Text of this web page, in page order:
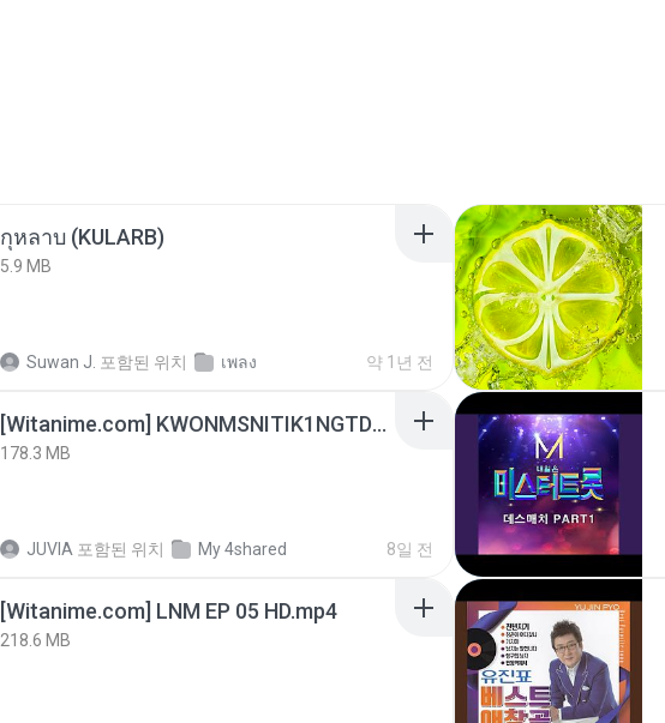
กุหลาบ (KULARB)
5.9 MB
Suwan J. 포함된 위치 เพลง 약 1년 전
[Witanime.com] KWONMSNITIK1NGTDNN EP 05 HD.mp4
178.3 MB
JUVIA 포함된 위치 My 4shared 8일 전
[Witanime.com] LNM EP 05 HD.mp4
218.6 MB